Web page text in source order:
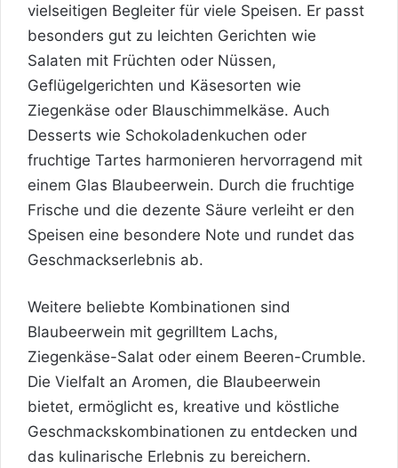
vielseitigen Begleiter für viele Speisen. Er passt
besonders gut zu leichten Gerichten wie
Salaten mit Früchten oder Nüssen,
Geflügelgerichten und Käsesorten wie
Ziegenkäse oder Blauschimmelkäse. Auch
Desserts wie Schokoladenkuchen oder
fruchtige Tartes harmonieren hervorragend mit
einem Glas Blaubeerwein. Durch die fruchtige
Frische und die dezente Säure verleiht er den
Speisen eine besondere Note und rundet das
Geschmackserlebnis ab.
Weitere beliebte Kombinationen sind
Blaubeerwein mit gegrilltem Lachs,
Ziegenkäse-Salat oder einem Beeren-Crumble.
Die Vielfalt an Aromen, die Blaubeerwein
bietet, ermöglicht es, kreative und köstliche
Geschmackskombinationen zu entdecken und
das kulinarische Erlebnis zu bereichern.